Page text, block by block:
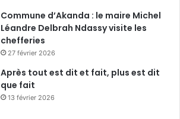
Commune d’Akanda : le maire Michel
Léandre Delbrah Ndassy visite les
chefferies
27 février 2026
Après tout est dit et fait, plus est dit
que fait
13 février 2026